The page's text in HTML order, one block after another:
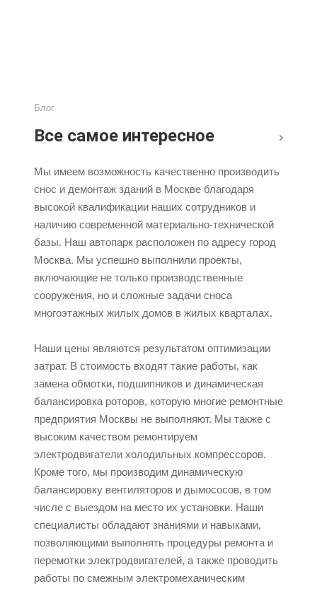
Блог
Все самое интересное
Мы имеем возможность качественно производить
снос и демонтаж зданий в Москве благодаря
высокой квалификации наших сотрудников и
наличию современной материально-технической
базы. Наш автопарк расположен по адресу город
Москва. Мы успешно выполнили проекты,
включающие не только производственные
сооружения, но и сложные задачи сноса
многоэтажных жилых домов в жилых кварталах.
Наши цены являются результатом оптимизации
затрат. В стоимость входят такие работы, как
замена обмотки, подшипников и динамическая
балансировка роторов, которую многие ремонтные
предприятия Москвы не выполняют. Мы также с
высоким качеством ремонтируем
электродвигатели холодильных компрессоров.
Кроме того, мы производим динамическую
балансировку вентиляторов и дымососов, в том
числе с выездом на место их установки. Наши
специалисты обладают знаниями и навыками,
позволяющими выполнять процедуры ремонта и
перемотки электродвигателей, а также проводить
работы по смежным электромеханическим